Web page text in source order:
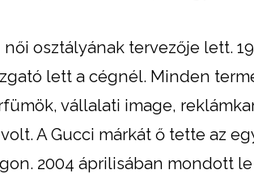
osztályának tervezője lett.
lett a cégnél. Minden
vállalati image,
A Gucci márkát ő tette az
2004 áprilisában mondott le